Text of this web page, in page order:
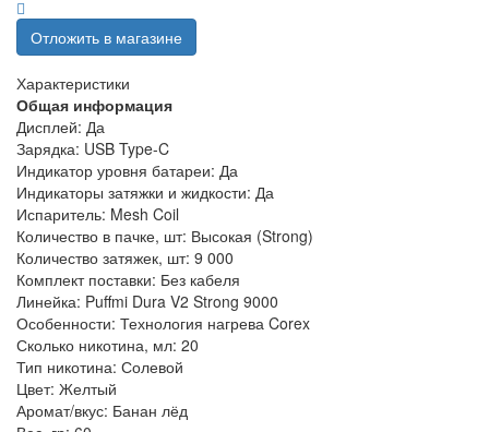
Отложить в магазине
Характеристики
Общая информация
Дисплей: Да
Зарядка: USB Type-C
Индикатор уровня батареи: Да
Индикаторы затяжки и жидкости: Да
Испаритель: Mesh Coil
Количество в пачке, шт: Высокая (Strong)
Количество затяжек, шт: 9 000
Комплект поставки: Без кабеля
Линейка: Puffmi Dura V2 Strong 9000
Особенности: Технология нагрева Corex
Сколько никотина, мл: 20
Тип никотина: Солевой
Цвет: Желтый
Аромат/вкус: Банан лёд